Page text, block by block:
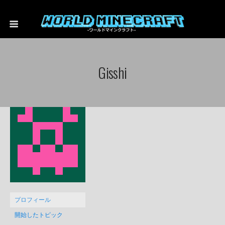
Gisshi
プロフィール
開始したトピック